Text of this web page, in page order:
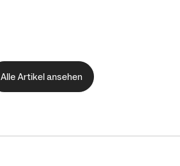
Alle Artikel ansehen